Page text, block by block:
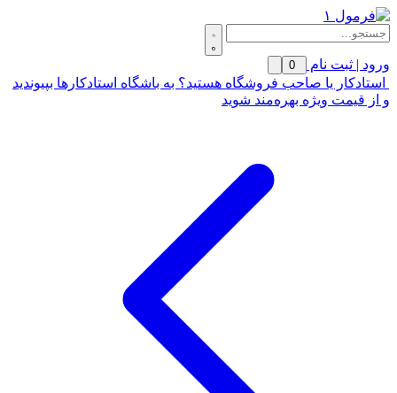
ورود | ثبت نام 0
استادکار یا صاحب فروشگاه هستید؟ به باشگاه استادکارها بپیوندید
و از قیمت ویژه بهره‌مند شوید